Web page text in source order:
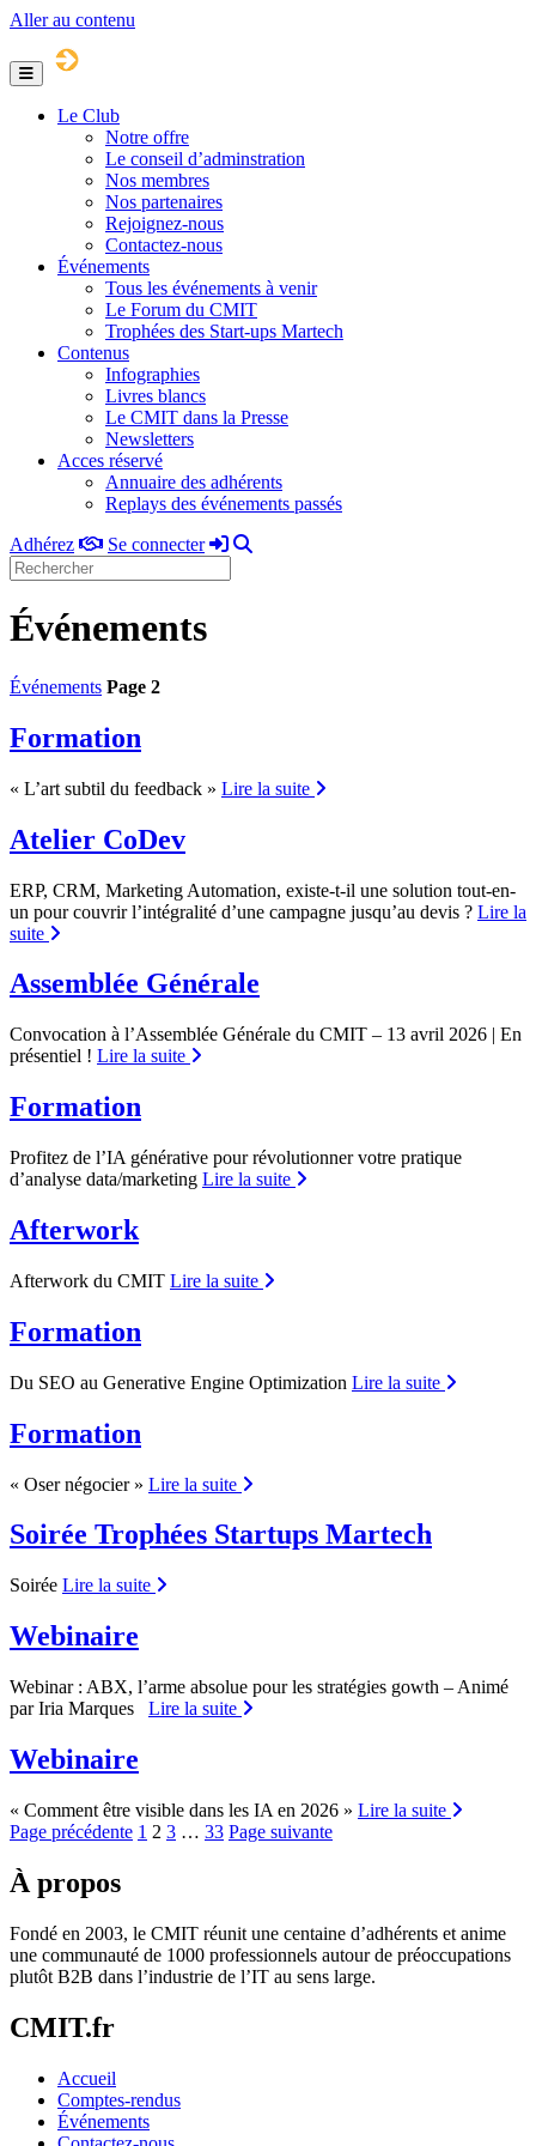
Aller au contenu
Menu
Le Club
Notre offre
Le conseil d’adminstration
Nos membres
Nos partenaires
Rejoignez-nous
Contactez-nous
Événements
Tous les événements à venir
Le Forum du CMIT
Trophées des Start-ups Martech
Contenus
Infographies
Livres blancs
Le CMIT dans la Presse
Newsletters
Acces réservé
Annuaire des adhérents
Replays des événements passés
Adhérez
Adhérez
Se connecter
Se
Événements
Événements Page 2
Formation
« L’art subtil du feedback » Lire la suite
Atelier CoDev
ERP, CRM, Marketing Automation, existe-t-il une solution tout-en-
un pour couvrir l’intégralité d’une campagne jusqu’au devis ? Lire la
suite
Assemblée Générale
Convocation à l’Assemblée Générale du CMIT – 13 avril 2026 | En
présentiel ! Lire la suite
Formation
Profitez de l’IA générative pour révolutionner votre pratique
d’analyse data/marketing Lire la suite
Afterwork
Afterwork du CMIT Lire la suite
Formation
Du SEO au Generative Engine Optimization Lire la suite
Formation
« Oser négocier » Lire la suite
Soirée Trophées Startups Martech
Soirée Lire la suite
Webinaire
Webinar : ABX, l’arme absolue pour les stratégies gowth – Animé
par Iria Marques Lire la suite
Webinaire
« Comment être visible dans les IA en 2026 » Lire la suite
Pagination
des
publications
Page précédente Page
1 Page
2 Page
3 … Page
33 Page suivante
À propos
Fondé en 2003, le CMIT réunit une centaine d’adhérents et anime
une communauté de 1000 professionnels autour de préoccupations
plutôt B2B dans l’industrie de l’IT au sens large.
CMIT.fr
Accueil
Comptes-rendus
Événements